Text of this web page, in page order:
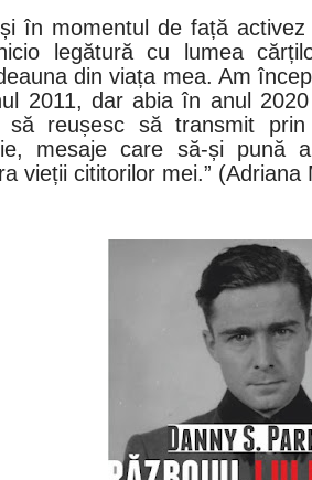
în momentul de față
legătură cu lumea
din viața mea. Am
2011, dar abia în anul
să reușesc să transmit
mesaje care să-și pună
vieții cititorilor mei.” (Adriana